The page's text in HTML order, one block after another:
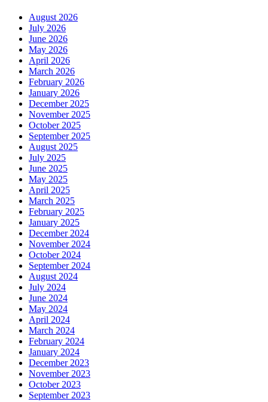
August 2026
July 2026
June 2026
May 2026
April 2026
March 2026
February 2026
January 2026
December 2025
November 2025
October 2025
September 2025
August 2025
July 2025
June 2025
May 2025
April 2025
March 2025
February 2025
January 2025
December 2024
November 2024
October 2024
September 2024
August 2024
July 2024
June 2024
May 2024
April 2024
March 2024
February 2024
January 2024
December 2023
November 2023
October 2023
September 2023